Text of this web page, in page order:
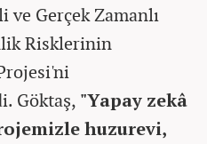
ve Gerçek Zamanlı
Risklerinin
Göktaş, "Yapay zekâ
huzurevi,